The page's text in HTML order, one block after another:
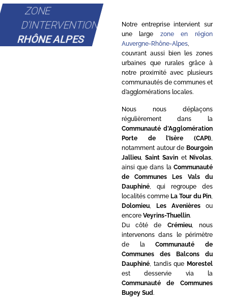
ZONE
D'INTERVENTION
RHÔNE ALPES
Notre entreprise intervient sur
une large zone en région
Auvergne-Rhône-Alpes,
couvrant aussi bien les zones
urbaines que rurales grâce à
notre proximité avec plusieurs
communautés de communes et
d’agglomérations locales.
Nous nous déplaçons
régulièrement dans la
Communauté d’Agglomération
Porte de l’Isère (CAPI)
notamment autour de Bourgoin
Jallieu,Saint Savin et Nivolas
ainsi que dans la Communauté
de Communes Les Vals du
Dauphiné, qui regroupe des
localités comme La Tour du Pin
Dolomieu, Les Avenièresou
encore Veyrins-Thuellin.
Du côté de Crémieu, nous
intervenons dans le périmètre
de laCommunauté de
Communes des Balcons du
Dauphiné, tandis que Morestel
est desservie via la
Communauté de Communes
Bugey Sud.